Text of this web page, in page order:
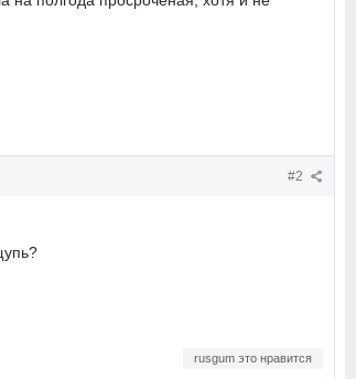
#2
rusgum это нравится